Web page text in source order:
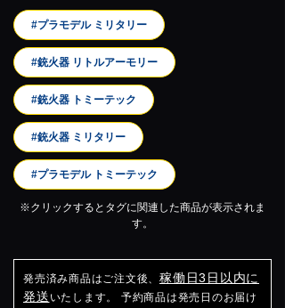
#プラモデル ミリタリー
#銃火器 リトルアーモリー
#銃火器 トミーテック
#銃火器 ミリタリー
#プラモデル トミーテック
※クリックするとタグに関連した商品が表示されま
す。
発売済み商品はご注文後、 稼働日3日以内に
発送 いたします。 予約商品は発売日のお届け